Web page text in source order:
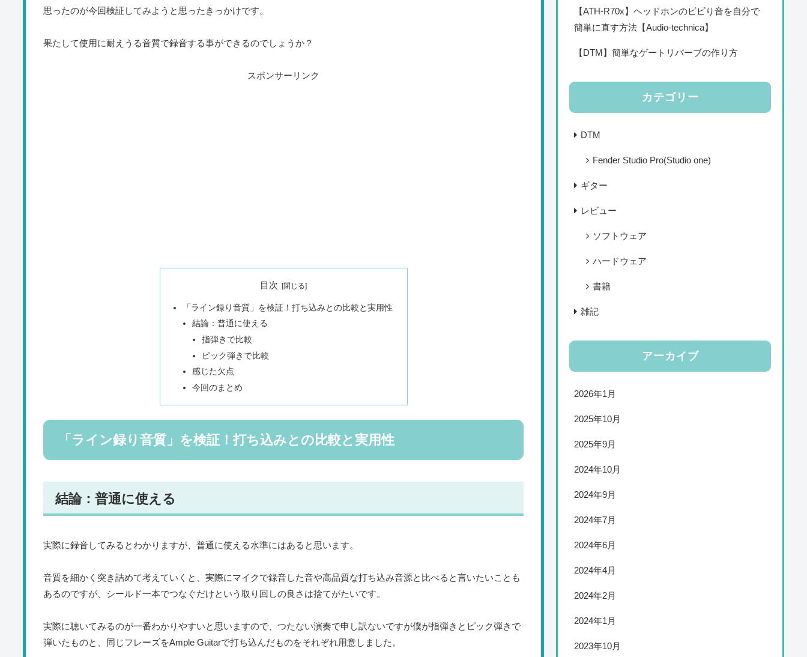
思ったのが今回検証してみようと思ったきっかけです。
果たして使用に耐えうる音質で録音する事ができるのでしょうか？
スポンサーリンク
目次
「ライン録り音質」を検証！打ち込みとの比較と実用性
結論：普通に使える
指弾きで比較
ピック弾きで比較
感じた欠点
今回のまとめ
「ライン録り音質」を検証！打ち込みとの比較と実用性
結論：普通に使える
実際に録音してみるとわかりますが、普通に使える水準にはあると思います。
音質を細かく突き詰めて考えていくと、実際にマイクで録音した音や高品質な打ち込み音源と比べると言いたいことも
あるのですが、シールド一本でつなぐだけという取り回しの良さは捨てがたいです。
実際に聴いてみるのが一番わかりやすいと思いますので、つたない演奏で申し訳ないですが僕が指弾きとピック弾きで
弾いたものと、同じフレーズをAmple Guitarで打ち込んだものをそれぞれ用意しました。
【ATH-R70x】ヘッドホンのビビり音を自分で
簡単に直す方法【Audio-technica】
【DTM】簡単なゲートリバーブの作り方
カテゴリー
DTM
Fender Studio Pro(Studio one)
ギター
レビュー
ソフトウェア
ハードウェア
書籍
雑記
アーカイブ
2026年1月
2025年10月
2025年9月
2024年10月
2024年9月
2024年7月
2024年6月
2024年4月
2024年2月
2024年1月
2023年10月